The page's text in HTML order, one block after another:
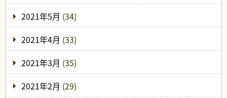
2021年5月 (34)
2021年4月 (33)
2021年3月 (35)
2021年2月 (29)